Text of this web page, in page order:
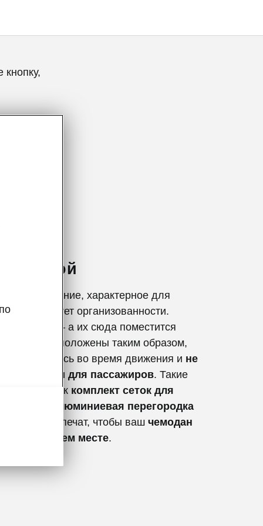
рукой
отделение, характерное для
требует организованности.
вещи – а их сюда поместится
быть расположены таким образом,
во время движения и не
опасности для пассажиров. Такие
как комплект сеток для
алюминиевая перегородка
, обеспечат, чтобы ваш чемодан
на своем месте.